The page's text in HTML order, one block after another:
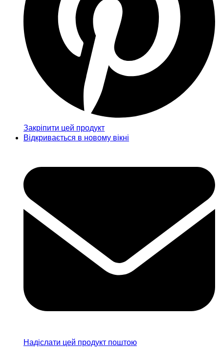
Закріпити цей продукт
Відкривається в новому вікні
Надіслати цей продукт поштою